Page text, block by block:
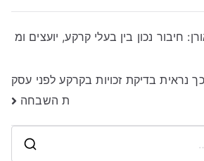
חיבור נכון בין בעלי קרקע, יועצים ומ
נראית בדיקת זכויות בקרקע לפני עסק
ת השבחה